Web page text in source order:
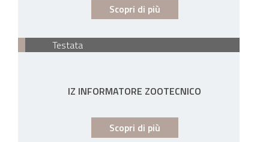
Scopri di più
Testata
IZ INFORMATORE ZOOTECNICO
Scopri di più